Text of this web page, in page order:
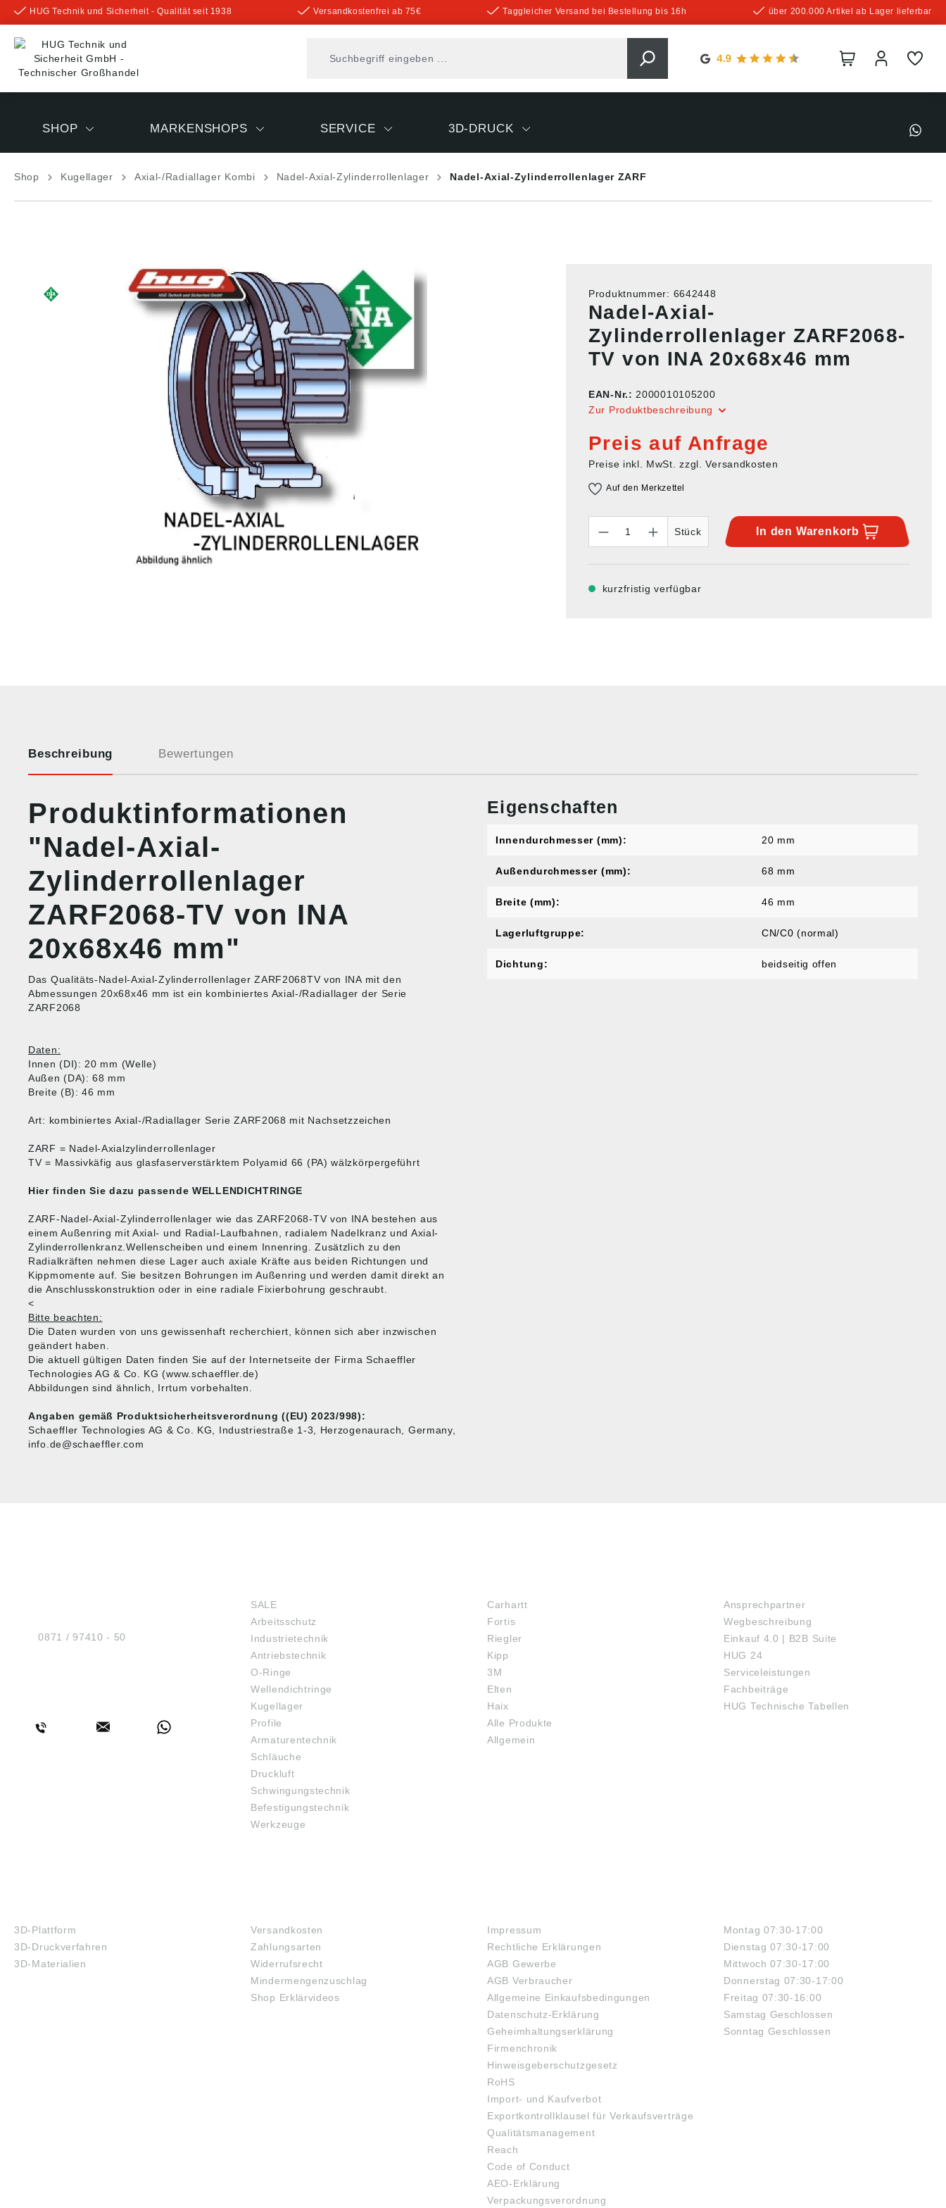
springen
HUG Technik und Sicherheit - Qualität seit 1938 Versandkostenfrei ab 75€ Taggleicher Versand bei Bestellung bis 16h über 200.000 Artikel ab Lager lieferbar
SHOP MARKENSHOPS SERVICE 3D-DRUCK
Shop Kugellager Axial-/Radiallager Kombi Nadel-Axial-Zylinderrollenlager Nadel-Axial-Zylinderrollenlager ZARF
Produktnummer: 6642448
Nadel-Axial-
Zylinderrollenlager ZARF2068-
TV von INA 20x68x46 mm
EAN-Nr.:2000010105200
Zur Produktbeschreibung
Preis auf Anfrage
Preise inkl. MwSt. zzgl. Versandkosten
Auf den Merkzettel
Stück
In den Warenkorb
kurzfristig verfügbar
Beschreibung Bewertungen
Produktinformationen
"Nadel-Axial-
Zylinderrollenlager
ZARF2068-TV von INA
20x68x46 mm"
Das Qualitäts-Nadel-Axial-Zylinderrollenlager ZARF2068TV von INA mit den
Abmessungen 20x68x46 mm ist ein kombiniertes Axial-/Radiallager der Serie
ZARF2068
Daten:
Innen (DI): 20 mm (Welle)
Außen (DA): 68 mm
Breite (B): 46 mm
Art: kombiniertes Axial-/Radiallager Serie ZARF2068 mit Nachsetzzeichen
ZARF = Nadel-Axialzylinderrollenlager
TV = Massivkäfig aus glasfaserverstärktem Polyamid 66 (PA) wälzkörpergeführt
Hier finden Sie dazu passende WELLENDICHTRINGE
ZARF-Nadel-Axial-Zylinderrollenlager wie das ZARF2068-TV von INA bestehen aus
einem Außenring mit Axial- und Radial-Laufbahnen, radialem Nadelkranz und Axial-
Zylinderrollenkranz.Wellenscheiben und einem Innenring. Zusätzlich zu den
Radialkräften nehmen diese Lager auch axiale Kräfte aus beiden Richtungen und
Kippmomente auf. Sie besitzen Bohrungen im Außenring und werden damit direkt an
die Anschlusskonstruktion oder in eine radiale Fixierbohrung geschraubt.
<
Bitte beachten:
Die Daten wurden von uns gewissenhaft recherchiert, können sich aber inzwischen
geändert haben.
Die aktuell gültigen Daten finden Sie auf der Internetseite der Firma Schaeffler
Technologies AG & Co. KG (www.schaeffler.de)
Abbildungen sind ähnlich, Irrtum vorbehalten.
Angaben gemäß Produktsicherheitsverordnung ((EU) 2023/998):
Schaeffler Technologies AG & Co. KG, Industriestraße 1-3, Herzogenaurach, Germany,
info.de@schaeffler.com
Eigenschaften
Innendurchmesser (mm): 20 mm
Außendurchmesser (mm): 68 mm
Breite (mm): 46 mm
Lagerluftgruppe: CN/C0 (normal)
Dichtung: beidseitig offen
Tel.:0871 / 97410 - 50
SALE
Arbeitsschutz
Industrietechnik
Antriebstechnik
O-Ringe
Wellendichtringe
Kugellager
Profile
Armaturentechnik
Schläuche
Druckluft
Schwingungstechnik
Befestigungstechnik
Werkzeuge
Carhartt
Fortis
Riegler
Kipp
3M
Elten
Haix
Alle Produkte
Allgemein
Ansprechpartner
Wegbeschreibung
Einkauf 4.0 | B2B Suite
HUG 24
Serviceleistungen
Fachbeiträge
HUG Technische Tabellen
3D-Plattform
3D-Druckverfahren
3D-Materialien
Versandkosten
Zahlungsarten
Widerrufsrecht
Mindermengenzuschlag
Shop Erklärvideos
Impressum
Rechtliche Erklärungen
AGB Gewerbe
AGB Verbraucher
Allgemeine Einkaufsbedingungen
Datenschutz-Erklärung
Geheimhaltungserklärung
Firmenchronik
Hinweisgeberschutzgesetz
RoHS
Import- und Kaufverbot
Exportkontrollklausel für Verkaufsverträge
Qualitätsmanagement
Reach
Code of Conduct
AEO-Erklärung
Verpackungsverordnung
Montag 07:30-17:00
Dienstag 07:30-17:00
Mittwoch 07:30-17:00
Donnerstag 07:30-17:00
Freitag 07:30-16:00
Samstag Geschlossen
Sonntag Geschlossen